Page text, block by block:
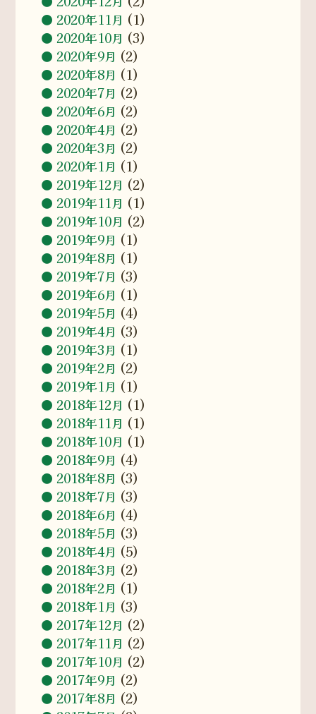
2020年11月 (1)
2020年10月 (3)
2020年9月 (2)
2020年8月 (1)
2020年7月 (2)
2020年6月 (2)
2020年4月 (2)
2020年3月 (2)
2020年1月 (1)
2019年12月 (2)
2019年11月 (1)
2019年10月 (2)
2019年9月 (1)
2019年8月 (1)
2019年7月 (3)
2019年6月 (1)
2019年5月 (4)
2019年4月 (3)
2019年3月 (1)
2019年2月 (2)
2019年1月 (1)
2018年12月 (1)
2018年11月 (1)
2018年10月 (1)
2018年9月 (4)
2018年8月 (3)
2018年7月 (3)
2018年6月 (4)
2018年5月 (3)
2018年4月 (5)
2018年3月 (2)
2018年2月 (1)
2018年1月 (3)
2017年12月 (2)
2017年11月 (2)
2017年10月 (2)
2017年9月 (2)
2017年8月 (2)